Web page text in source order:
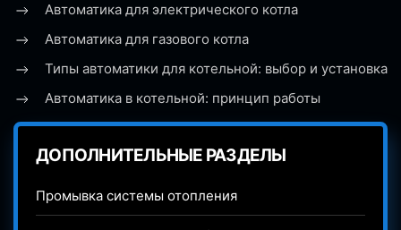
Автоматика для электрического котла
Автоматика для газового котла
Типы автоматики для котельной: выбор и установка
Автоматика в котельной: принцип работы
ДОПОЛНИТЕЛЬНЫЕ РАЗДЕЛЫ
Промывка системы отопления